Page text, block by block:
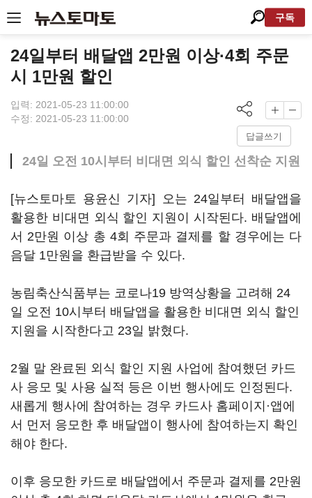
구독
24일부터 배달앱 2만원 이상·4회 주문
시 1만원 할인
입력: 2021-05-23 11:00:00
수정: 2021-05-23 11:00:00
답글쓰기
24일 오전 10시부터 비대면 외식 할인 선착순 지원
[뉴스토마토 용윤신 기자] 오는 24일부터 배달앱을
활용한 비대면 외식 할인 지원이 시작된다. 배달앱에
서 2만원 이상 총 4회 주문과 결제를 할 경우에는 다
음달 1만원을 환급받을 수 있다.
농림축산식품부는 코로나19 방역상황을 고려해 24
일 오전 10시부터 배달앱을 활용한 비대면 외식 할인
지원을 시작한다고 23일 밝혔다.
2월 말 완료된 외식 할인 지원 사업에 참여했던 카드
사 응모 및 사용 실적 등은 이번 행사에도 인정된다.
새롭게 행사에 참여하는 경우 카드사 홈페이지·앱에
서 먼저 응모한 후 배달앱이 행사에 참여하는지 확인
해야 한다.
이후 응모한 카드로 배달앱에서 주문과 결제를 2만원